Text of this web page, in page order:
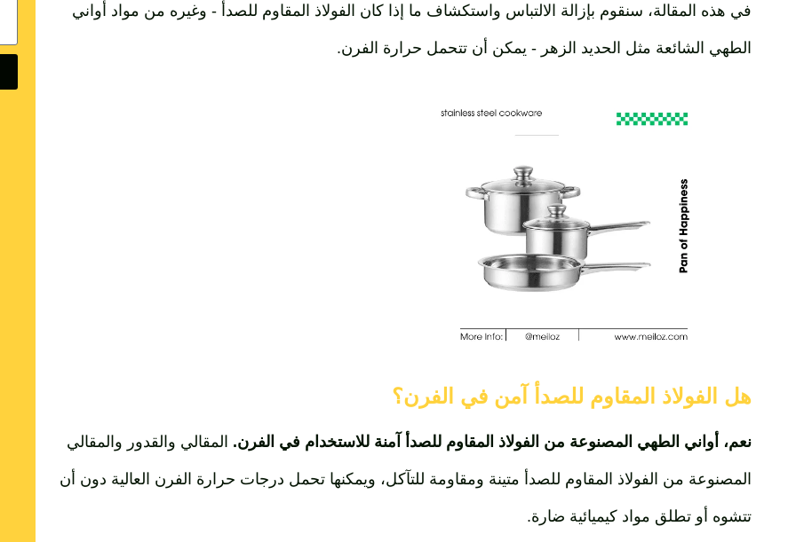
في هذه المقالة، سنقوم بإزالة الالتباس واستكشاف ما إذا كان الفولاذ المقاوم للصدأ - وغيره من مواد أواني
الطهي الشائعة مثل الحديد الزهر - يمكن أن تتحمل حرارة الفرن.
هل الفولاذ المقاوم للصدأ آمن في الفرن؟
نعم، أواني الطهي المصنوعة من الفولاذ المقاوم للصدأ آمنة للاستخدام في الفرن. المقالي والقدور والمقالي
المصنوعة من الفولاذ المقاوم للصدأ متينة ومقاومة للتآكل، ويمكنها تحمل درجات حرارة الفرن العالية دون أن
تتشوه أو تطلق مواد كيميائية ضارة.